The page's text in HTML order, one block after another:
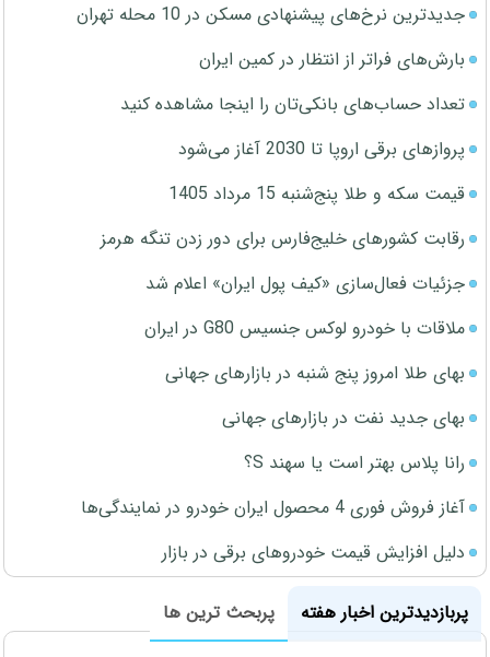
جدیدترین نرخ‌های پیشنهادی مسکن در 10 محله تهران
بارش‌های فراتر از انتظار در کمین ایران
تعداد حساب‌های بانکی‌تان را اینجا مشاهده کنید
پروازهای برقی اروپا تا 2030 آغاز می‌شود
قیمت سکه و طلا پنج‌شنبه 15 مرداد 1405
رقابت کشورهای خلیج‌فارس برای دور زدن تنگه هرمز
جزئیات فعال‌سازی «کیف پول ایران» اعلام شد
ملاقات با خودرو لوکس جنسیس G80 در ایران
بهای طلا امروز پنج شنبه در بازارهای جهانی
بهای جدید نفت در بازارهای جهانی
رانا پلاس بهتر است یا سهند S؟
آغاز فروش فوری 4 محصول ایران خودرو در نمایندگی‌ها
دلیل افزایش قیمت خودروهای برقی در بازار
پربازدیدترین اخبار هفته
پربحث ترین ها